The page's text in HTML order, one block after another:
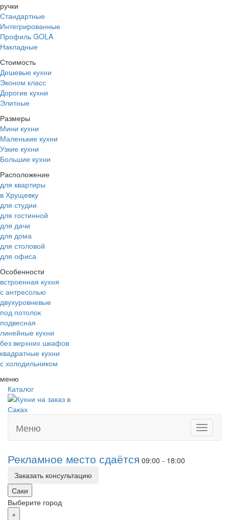
ручки
Стандартные
Интегрированные
Профиль GOLA
Накладные
Стоимость
Дешевые кухни
Эконом класс
Дорогие кухни
Элитные
Размеры
Мини кухни
Маленькие кухни
Узкие кухни
Большие кухни
Расположение
для квартиры
в Хрущевку
для студии
для гостинной
для дачи
для дома
для столовой
для офиса
Особенности
встроенная кухня
с антресолью
двухуровневые
под потолок
подвесная
линейные кухни
без верхних шкафов
квадратные кухни
с холодильником
меню
Каталог
Toggle
Меню
Рекламное место сдаётся 09:00 - 18:00
Заказать консультацию
Саки
Выберите город
×